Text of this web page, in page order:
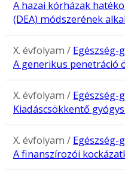
A hazai kórházak
(DEA) módszerének
X. évfolyam / Egészség-
A generikus penetráció
X. évfolyam / Egészség-
Kiadáscsökkentő
X. évfolyam / Egészség-
A finanszírozói